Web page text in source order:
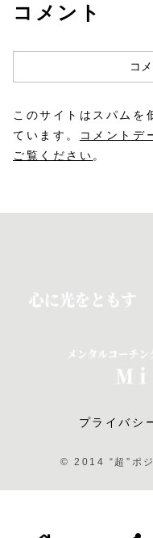
コメント
コ
このサイトはスパム
ています。
コメントデ
ご覧ください。
プライバシ
© 2014 “超”ポ